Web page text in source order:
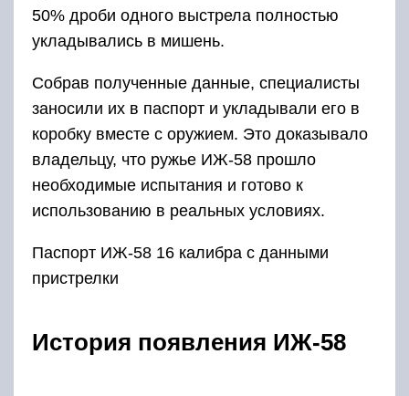
50% дроби одного выстрела полностью
укладывались в мишень.
Собрав полученные данные, специалисты
заносили их в паспорт и укладывали его в
коробку вместе с оружием. Это доказывало
владельцу, что ружье ИЖ-58 прошло
необходимые испытания и готово к
использованию в реальных условиях.
Паспорт ИЖ-58 16 калибра с данными
пристрелки
История появления ИЖ-58